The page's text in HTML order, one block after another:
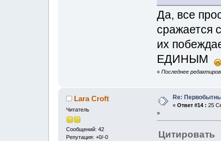
Да, все
сражается
их
ЕДИНЫМ
« Последнее
Lara Croft
Читатель
Сообщений: 42
Репутация: +0/-0
Re:
« Ответ #14 : 25
»
Цитировать